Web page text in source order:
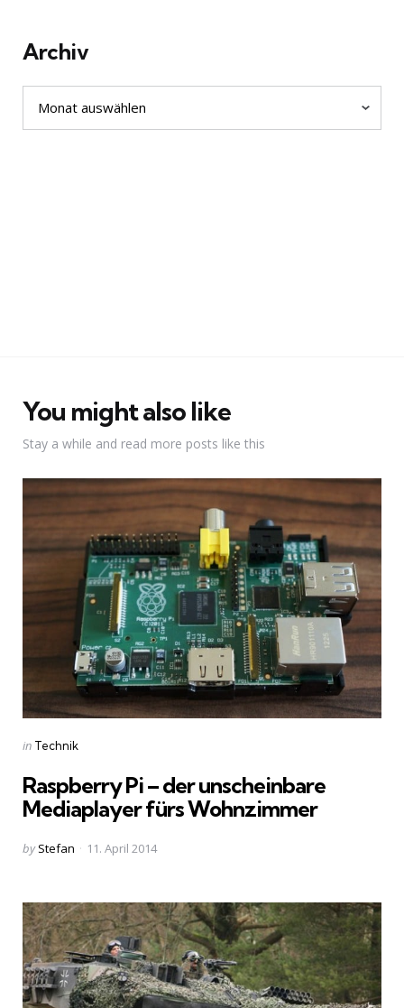
Archiv
You might also like
Stay a while and read more posts like this
Categories
Posted
in Technik
Raspberry Pi – der unscheinbare
Mediaplayer fürs Wohnzimmer
Posted
by Stefan 11. April 2014